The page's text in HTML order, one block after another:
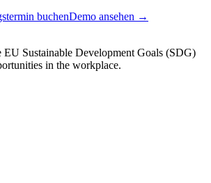
buchenDemo ansehen →
EU Sustainable Development Goals (SDG)
in the workplace.